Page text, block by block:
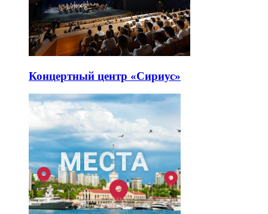
Концертный центр «Сириус»